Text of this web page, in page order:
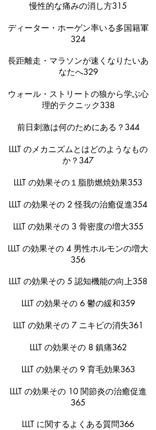
慢性的な痛みの消し方315
ディーター・ホーゲン率いる多国籍軍
324
長距離走・マラソンが速くなりたいあ
なたへ329
ウォール・ストリートの狼から学ぶ心
理的テクニック338
前日刺激は何のためにある？344
LLLT のメカニズムとはどのようなもの
か？347
LLLT の効果その１脂肪燃焼効果353
LLLT の効果その 2 怪我の治癒促進354
LLLT の効果その 3 骨密度の増大355
LLLT の効果その 4 男性ホルモンの増大
356
LLLT の効果その 5 認知機能の向上358
LLLT の効果その 6 鬱の緩和359
LLLT の効果その 7 ニキビの消失361
LLLT の効果その 8 鎮痛362
LLLT の効果その 9 育毛効果363
LLLT の効果その 10 関節炎の治癒促進
365
LLLT に関するよくある質問366